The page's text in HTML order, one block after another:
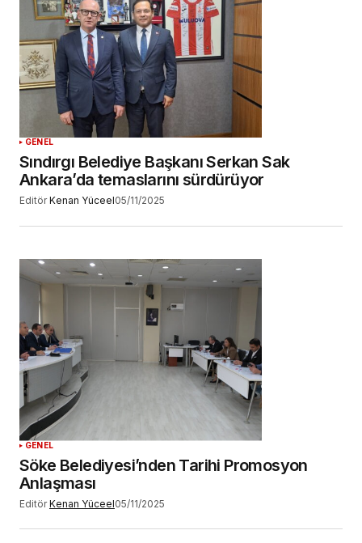
GENEL
Sındırgı Belediye Başkanı Serkan Sak
Ankara’da temaslarını sürdürüyor
Editör Kenan Yüceel05/11/2025
GENEL
Söke Belediyesi’nden Tarihi Promosyon
Anlaşması
Editör Kenan Yüceel05/11/2025